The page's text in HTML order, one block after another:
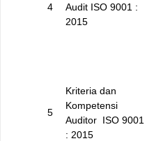
4
Audit ISO 9001 :
2015
5
Kriteria dan
Kompetensi
Auditor ISO 9001
: 2015